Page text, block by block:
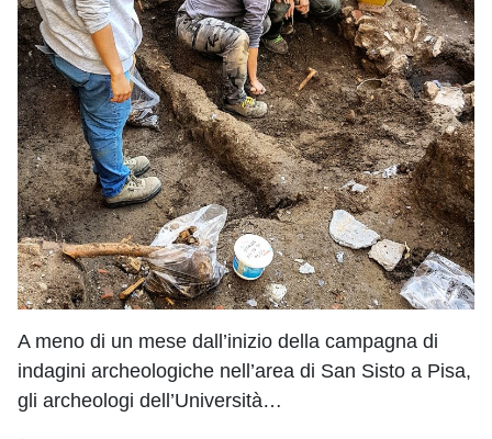
A meno di un mese dall’inizio della campagna di
indagini archeologiche nell’area di San Sisto a Pisa,
gli archeologi dell’Università…